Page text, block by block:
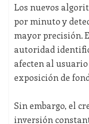
Los nuevos
por minuto y
mayor precisión.
autoridad
afecten al
exposición de
Sin embargo, el
inversión